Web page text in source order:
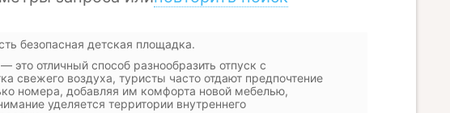
безопасная детская площадка.
отличный способ разнообразить отпуск с
свежего воздуха, туристы часто отдают предпочтение
номера, добавляя им комфорта новой мебелью,
уделяется территории внутреннего